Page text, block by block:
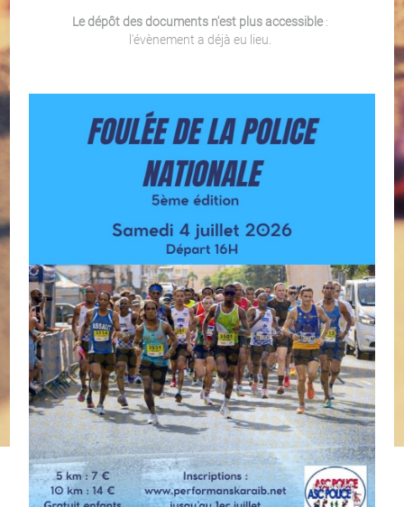
Le dépôt des documents n'est plus accessible:
l'évènement a déjà eu lieu.